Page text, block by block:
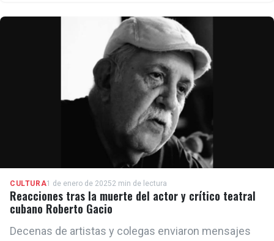
CULTURA1 de enero de 20252 min de lectura
Reacciones tras la muerte del actor y crítico teatral
cubano Roberto Gacio
Decenas de artistas y colegas enviaron mensajes